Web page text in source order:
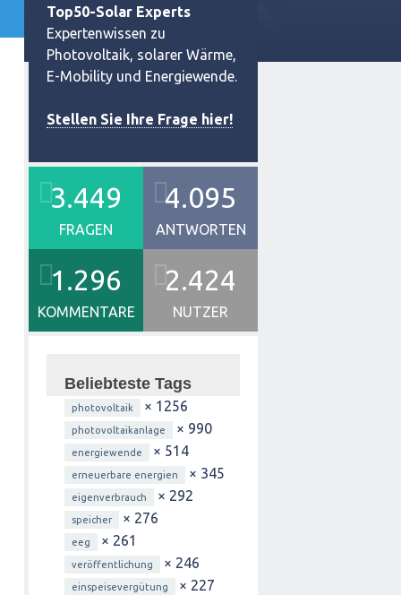
Top50-Solar Experts
Expertenwissen zu
Photovoltaik, solarer Wärme,
E-Mobility und Energiewende.
Stellen Sie Ihre Frage hier!
3.449
FRAGEN
4.095
ANTWORTEN
1.296
KOMMENTARE
2.424
NUTZER
Beliebteste Tags
photovoltaik × 1256
photovoltaikanlage × 990
energiewende × 514
erneuerbare energien × 345
eigenverbrauch × 292
speicher × 276
eeg × 261
veröffentlichung × 246
einspeisevergütung × 227